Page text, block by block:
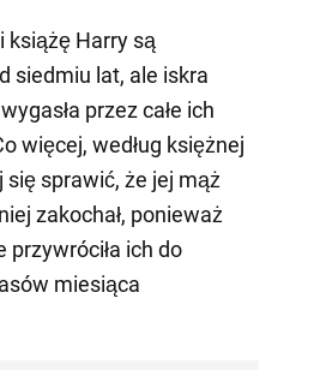
książę Harry są
siedmiu lat, ale iskra
przez całe ich
więcej, według księżnej
się sprawić, że jej mąż
zakochał, ponieważ
przywróciła ich do
miesiąca